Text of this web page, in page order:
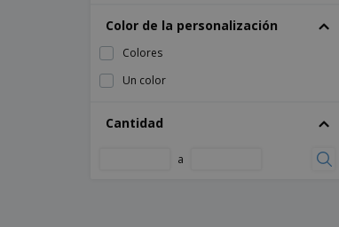
Color de la personalización
Colores
Un color
Cantidad
a